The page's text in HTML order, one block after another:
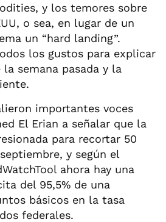
y los temores sobre
o sea, en lugar de un
un “hard landing”.
los gustos para explicar
semana pasada y la
importantes voces
El Erian a señalar que la
para recortar 50
y según el
ahora hay una
del 95,5% de una
básicos en la tasa
federales.